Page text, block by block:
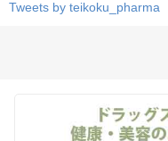
Tweets by teikoku_pharma